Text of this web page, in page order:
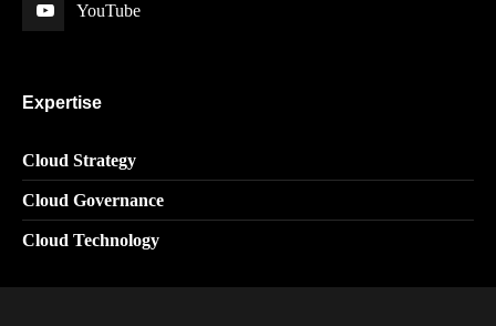
YouTube
Expertise
Cloud Strategy
Cloud Governance
Cloud Technology